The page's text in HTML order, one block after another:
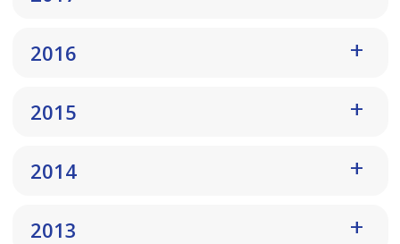
2016
2015
2014
2013